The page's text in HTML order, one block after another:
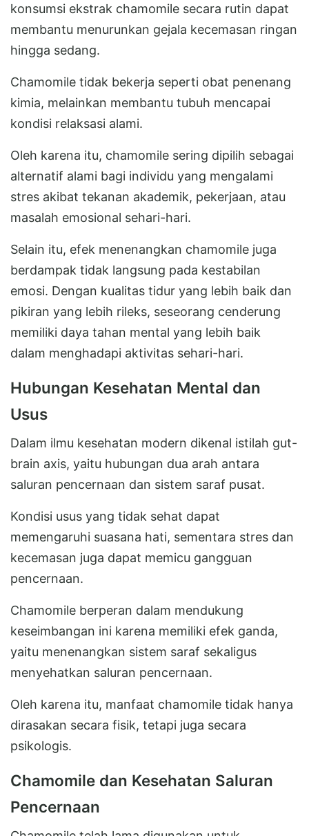
konsumsi ekstrak chamomile secara rutin dapat
membantu menurunkan gejala kecemasan ringan
hingga sedang.
Chamomile tidak bekerja seperti obat penenang
kimia, melainkan membantu tubuh mencapai
kondisi relaksasi alami.
Oleh karena itu, chamomile sering dipilih sebagai
alternatif alami bagi individu yang mengalami
stres akibat tekanan akademik, pekerjaan, atau
masalah emosional sehari-hari.
Selain itu, efek menenangkan chamomile juga
berdampak tidak langsung pada kestabilan
emosi. Dengan kualitas tidur yang lebih baik dan
pikiran yang lebih rileks, seseorang cenderung
memiliki daya tahan mental yang lebih baik
dalam menghadapi aktivitas sehari-hari.
Hubungan Kesehatan Mental dan
Usus
Dalam ilmu kesehatan modern dikenal istilah gut-
brain axis, yaitu hubungan dua arah antara
saluran pencernaan dan sistem saraf pusat.
Kondisi usus yang tidak sehat dapat
memengaruhi suasana hati, sementara stres dan
kecemasan juga dapat memicu gangguan
pencernaan.
Chamomile berperan dalam mendukung
keseimbangan ini karena memiliki efek ganda,
yaitu menenangkan sistem saraf sekaligus
menyehatkan saluran pencernaan.
Oleh karena itu, manfaat chamomile tidak hanya
dirasakan secara fisik, tetapi juga secara
psikologis.
Chamomile dan Kesehatan Saluran
Pencernaan